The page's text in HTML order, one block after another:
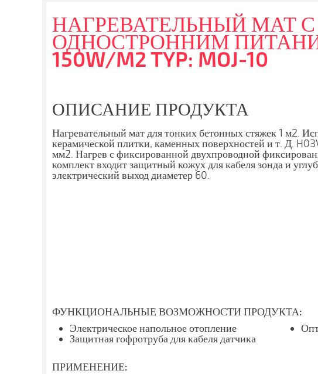
НАГРЕВАТЕЛЬНЫЙ МАТ С
ОДНОСТРОННИМ
150W/M2 TYP: MOJ-10
ОПИСАНИЕ ПРОДУКТА
Нагревательный мат для тонких бетонных стяжек 1 м2.
керамической плитки, каменных поверхностей и т. Д.
мм2. Нагрев с фиксированной двухпроводной
комплект входит защитный кожух для кабеля зонда и
электрический выход диаметер 60.
ФУНКЦИОНАЛЬНЫЕ ВОЗМОЖНОСТИ ПРОДУКТА:
Электрическое напольное отопление
Защитная гофротруба для кабеля датчика
ПРИМЕНЕНИЕ: